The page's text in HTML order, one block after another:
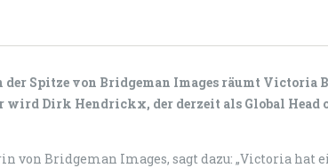
der Spitze von Bridgeman Images räumt Victoria
wird Dirk Hendrickx, der derzeit als Global Head
von Bridgeman Images, sagt dazu: „Victoria hat